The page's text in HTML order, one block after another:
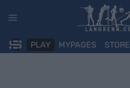
PLAY MYPAGES STORE